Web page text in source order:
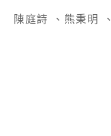
陳庭詩 、熊秉明